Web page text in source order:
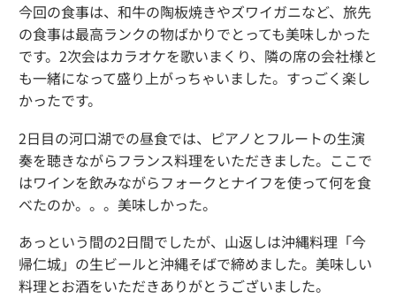
今回の食事は、和牛の陶板焼きやズワイガニなど、旅先
の食事は最高ランクの物ばかりでとっても美味しかった
です。2次会はカラオケを歌いまくり、隣の席の会社様と
も一緒になって盛り上がっちゃいました。すっごく楽し
かったです。
2日目の河口湖での昼食では、ピアノとフルートの生演
奏を聴きながらフランス料理をいただきました。ここで
はワインを飲みながらフォークとナイフを使って何を食
べたのか。。。美味しかった。
あっという間の2日間でしたが、山返しは沖縄料理「今
帰仁城」の生ビールと沖縄そばで締めました。美味しい
料理とお酒をいただきありがとうございました。